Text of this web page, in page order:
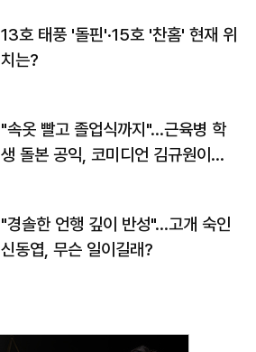
13호 태풍 '돌핀'·15호 '찬홈' 현재 위
치는?
"속옷 빨고 졸업식까지"…근육병 학
생 돌본 공익, 코미디언 김규원이었
"경솔한 언행 깊이 반성"…고개 숙인
신동엽, 무슨 일이길래?